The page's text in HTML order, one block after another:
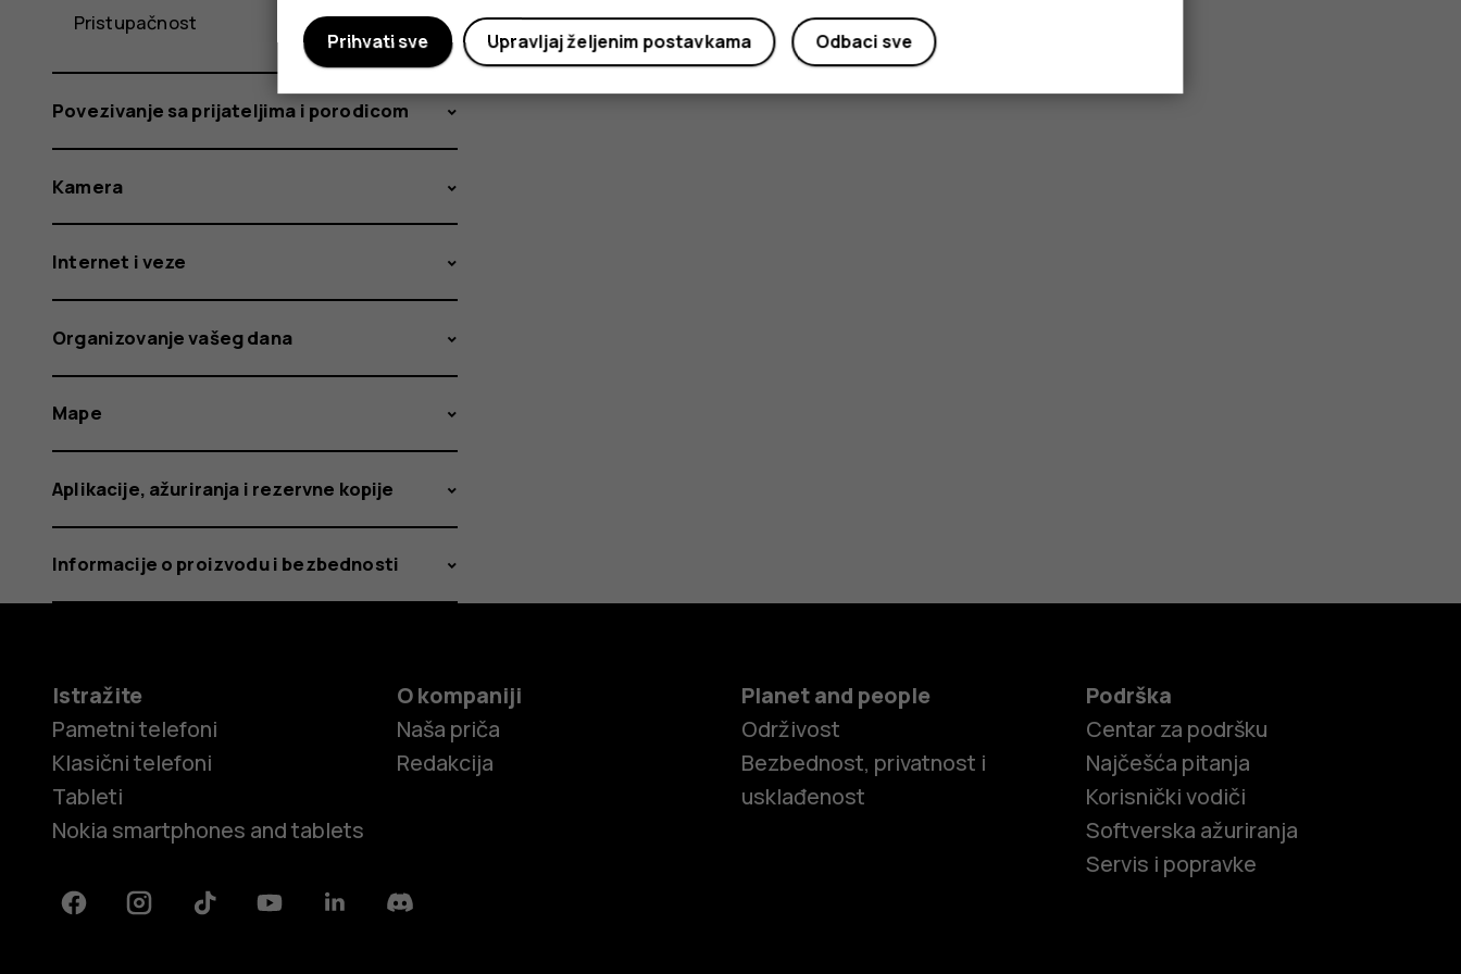
Da Ne
Pristupačnost
Povezivanje sa prijateljima i porodicom
Kamera
Internet i veze
Organizovanje vašeg dana
Mape
Aplikacije, ažuriranja i rezervne kopije
Informacije o proizvodu i bezbednosti
Istražite
Pametni telefoni
Klasični telefoni
Tableti
Nokia smartphones and tablets
O kompaniji
Naša priča
Redakcija
Planet and people
Održivost
Bezbednost, privatnost i
usklađenost
Podrška
Centar za podršku
Najčešća pitanja
Korisnički vodiči
Softverska ažuriranja
Servis i popravke
FacebookInstagramTiktok YoutubeLinkedinDiscord
Odbaci sve
Upravljaj željenim postavkama
Prihvati sve